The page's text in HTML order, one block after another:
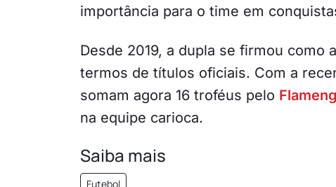
importância para o time em
Desde 2019, a dupla se firmou como
termos de títulos oficiais. Com a
somam agora 16 troféus pelo
na equipe carioca.
Saiba mais
Futebol